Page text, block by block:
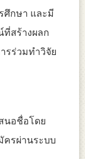
ศึกษา และมี
ที่สร้างผลก
รร่วมทำวิจัย
นอชื่อโดย
ครผ่านระบบ